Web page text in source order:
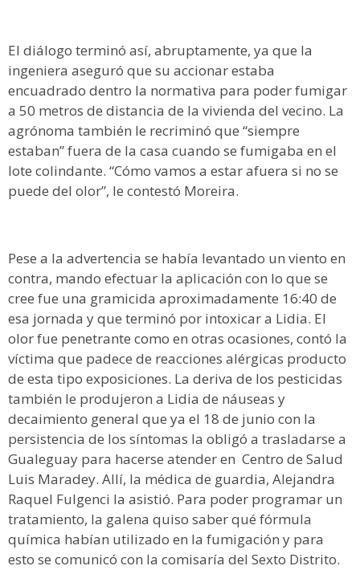
El diálogo terminó así, abruptamente, ya que la
ingeniera aseguró que su accionar estaba
encuadrado dentro la normativa para poder fumigar
a 50 metros de distancia de la vivienda del vecino. La
agrónoma también le recriminó que “siempre
estaban” fuera de la casa cuando se fumigaba en el
lote colindante. “Cómo vamos a estar afuera si no se
puede del olor”, le contestó Moreira.
Pese a la advertencia se había levantado un viento en
contra, mando efectuar la aplicación con lo que se
cree fue una gramicida aproximadamente 16:40 de
esa jornada y que terminó por intoxicar a Lidia. El
olor fue penetrante como en otras ocasiones, contó la
víctima que padece de reacciones alérgicas producto
de esta tipo exposiciones. La deriva de los pesticidas
también le produjeron a Lidia de náuseas y
decaimiento general que ya el 18 de junio con la
persistencia de los síntomas la obligó a trasladarse a
Gualeguay para hacerse atender en Centro de Salud
Luis Maradey. Allí, la médica de guardia, Alejandra
Raquel Fulgenci la asistió. Para poder programar un
tratamiento, la galena quiso saber qué fórmula
química habían utilizado en la fumigación y para
esto se comunicó con la comisaría del Sexto Distrito.